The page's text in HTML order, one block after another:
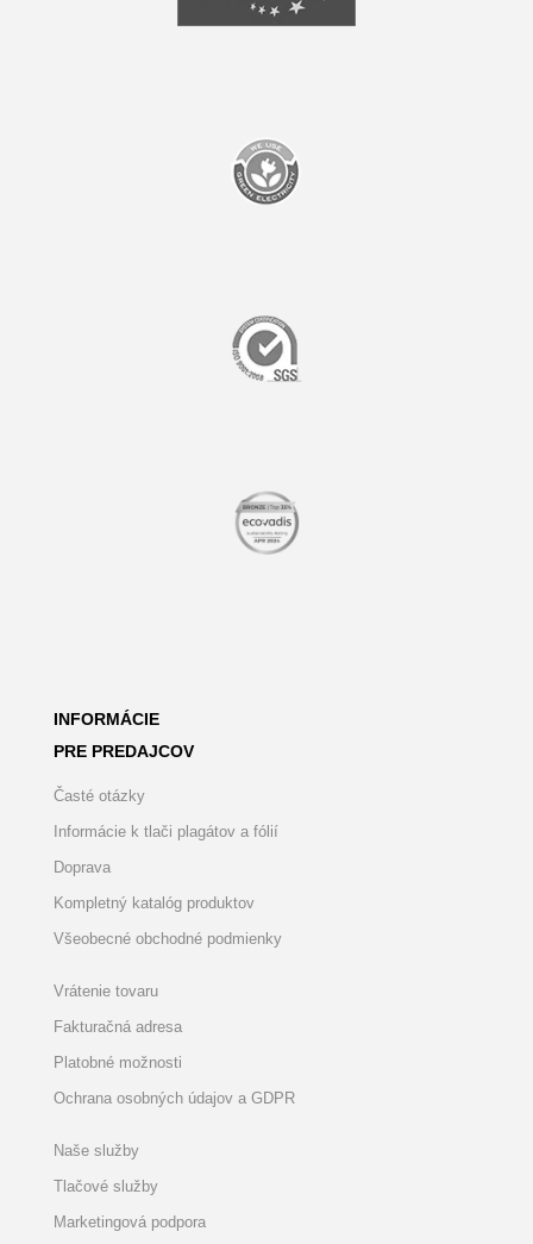
INFORMÁCIE
PRE PREDAJCOV
Časté otázky
Informácie k tlači plagátov a fólií
Doprava
Kompletný katalóg produktov
Všeobecné obchodné podmienky
Vrátenie tovaru
Fakturačná adresa
Platobné možnosti
Ochrana osobných údajov a GDPR
Naše služby
Tlačové služby
Marketingová podpora